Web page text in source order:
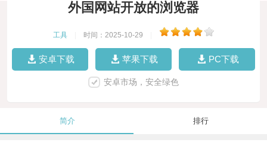
外国网站开放的浏览器
工具 时间：2025-10-29
安卓下载 苹果下载 PC下载
安卓市场，安全绿色
简介 排行